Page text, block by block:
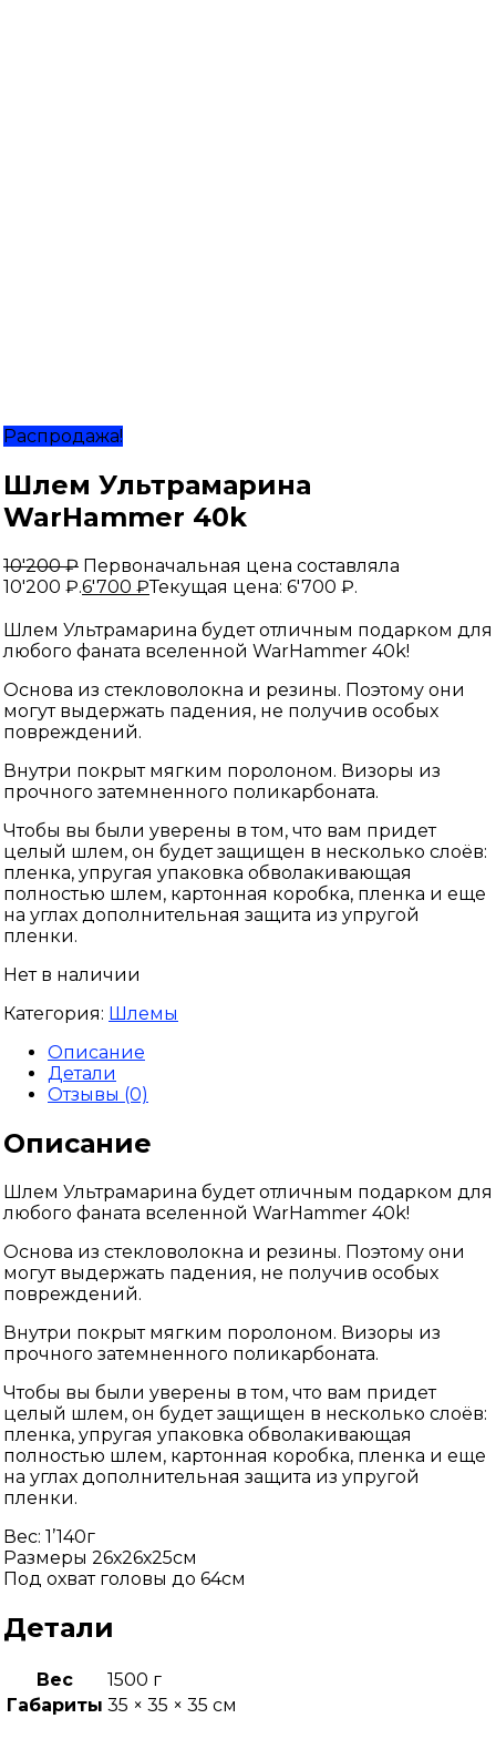
Распродажа!
Шлем Ультрамарина
WarHammer 40k
10'200₽ Первоначальная цена составляла
10'200 ₽.6'700 ₽Текущая цена: 6'700 ₽.
Шлем Ультрамарина будет отличным подарком для
любого фаната вселенной WarHammer 40k!
Основа из стекловолокна и резины. Поэтому они
могут выдержать падения, не получив особых
повреждений.
Внутри покрыт мягким поролоном. Визоры из
прочного затемненного поликарбоната.
Чтобы вы были уверены в том, что вам придет
целый шлем, он будет защищен в несколько слоёв:
пленка, упругая упаковка обволакивающая
полностью шлем, картонная коробка, пленка и еще
на углах дополнительная защита из упругой
пленки.
Нет в наличии
Категория: Шлемы
Описание
Детали
Отзывы (0)
Описание
Шлем Ультрамарина будет отличным подарком для
любого фаната вселенной WarHammer 40k!
Основа из стекловолокна и резины. Поэтому они
могут выдержать падения, не получив особых
повреждений.
Внутри покрыт мягким поролоном. Визоры из
прочного затемненного поликарбоната.
Чтобы вы были уверены в том, что вам придет
целый шлем, он будет защищен в несколько слоёв:
пленка, упругая упаковка обволакивающая
полностью шлем, картонная коробка, пленка и еще
на углах дополнительная защита из упругой
пленки.
Вес: 1’140г
Размеры 26х26х25см
Под охват головы до 64см
Детали
Вес
1500 г
Габариты 35 × 35 × 35 см